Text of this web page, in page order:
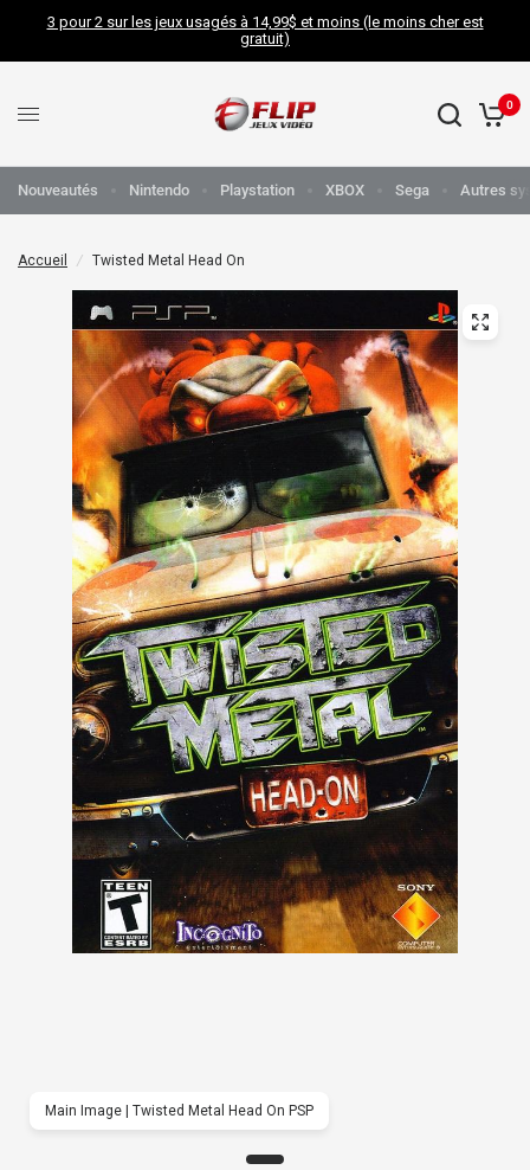
3 pour 2 sur les jeux usagés à 14,99$ et moins (le moins cher est
gratuit)
0
Nouveautés Nintendo Playstation XBOX Sega Autres
Accueil / Twisted Metal Head On
Main Image | Twisted Metal Head On PSP